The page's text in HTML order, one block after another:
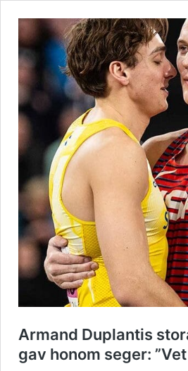
Armand Duplantis
gav honom seger: